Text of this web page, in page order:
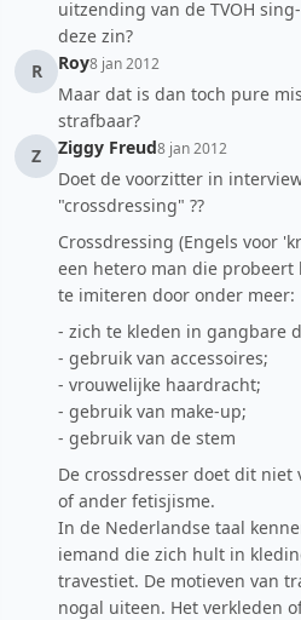
uitzending van de TVOH
deze zin?
R
Roy8 jan 2012
Maar dat is dan toch pure
strafbaar?
Z
Ziggy Freud8 jan 2012
Doet de voorzitter in
"crossdressing" ??
Crossdressing (Engels voor
een hetero man die
te imiteren door onder meer:
- zich te kleden in gangbare
- gebruik van accessoires;
- vrouwelijke haardracht;
- gebruik van make-up;
- gebruik van de stem
De crossdresser doet dit
of ander fetisjisme.
In de Nederlandse taal
iemand die zich hult in
travestiet. De motieven van
nogal uiteen. Het verkleden